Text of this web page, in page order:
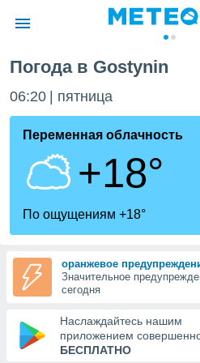
о
Вы можете
к этому
доступ
Погода в Gostynin
06:20 пятница
Переменная облачность
+18°
По ощущениям +18°
оранжевое
Значительное
сегодня
Наслаждайтесь нашим
приложением
БЕСПЛАТНО